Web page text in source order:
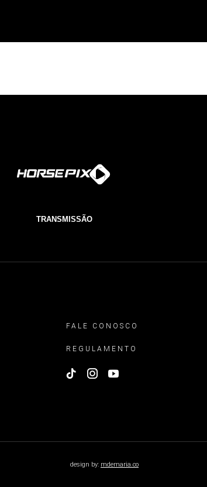
TRANSMISSÃO
FALE CONOSCO
REGULAMENTO
design by: mdemaria.co